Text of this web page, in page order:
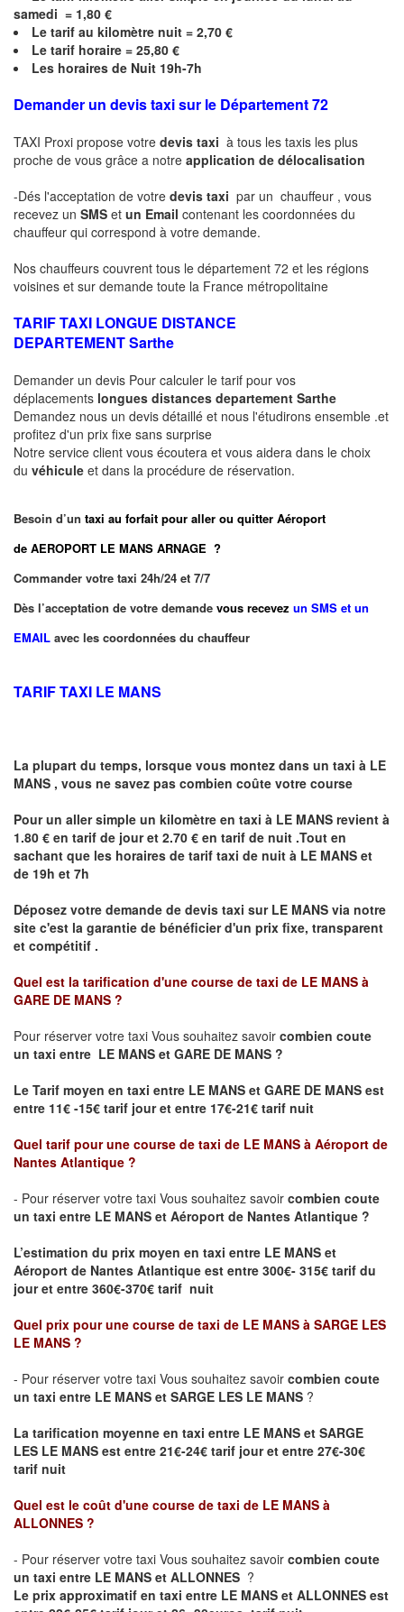
samedi = 1,80 €
Le tarif au kilomètre nuit = 2,70 €
Le tarif horaire = 25,80 €
Les horaires de Nuit 19h-7h
Demander un devis taxi sur le Département 72
TAXI Proxi propose votre devis taxi à tous les taxis les plus
proche de vous grâce a notre application de délocalisation
-Dés l'acceptation de votre devis taxi par un chauffeur , vous
recevez un SMS et un Email contenant les coordonnées du
chauffeur qui correspond à votre demande.
Nos chauffeurs couvrent tous le département 72 et les régions
voisines et sur demande toute la France métropolitaine
TARIF TAXI LONGUE DISTANCE
DEPARTEMENTSarthe
Demander un devis Pour calculer le tarif pour vos
déplacements longues distances departement Sarthe
Demandez nous un devis détaillé et nous l'étudirons ensemble .et
profitez d'un prix fixe sans surprise
Notre service client vous écoutera et vous aidera dans le choix
du véhicule et dans la procédure de réservation.
Besoin d’un taxi au forfait pour aller ou quitter Aéroport
de AEROPORT LE MANS ARNAGE ?
Commander votre taxi 24h/24 et 7/7
Dès l’acceptation de votre demande vous recevez un SMS et un
EMAIL avec les coordonnées du chauffeur
TARIF TAXI LE MANS
La plupart du temps, lorsque vous montez dans un taxi à LE
MANS , vous ne savez pas combien coûte votre course
Pour un aller simple un kilomètre en taxi à LE MANS revient à
1.80 € en tarif de jour et 2.70 € en tarif de nuit .Tout en
sachant que les horaires de tarif taxi de nuit à LE MANS et
de 19h et 7h
Déposez votre demande de devis taxi sur LE MANS via notre
site c'est la garantie de bénéficier d'un prix fixe, transparent
et compétitif .
Quel est la tarification d'une course de taxi de LE MANS à
GARE DE MANS ?
Pour réserver votre taxi Vous souhaitez savoir combien coute
un taxi entre LE MANS et GARE DE MANS ?
Le Tarif moyen en taxi entre LE MANS et GARE DE MANS est
entre 11€ -15€ tarif jour et entre 17€-21€ tarif nuit
Quel tarif pour une course de taxi de LE MANS à Aéroport de
Nantes Atlantique ?
- Pour réserver votre taxi Vous souhaitez savoir combien coute
un taxi entre LE MANS et Aéroport de Nantes Atlantique ?
L’estimation du prix moyen en taxi entre LE MANS et
Aéroport de Nantes Atlantique est entre 300€- 315€ tarif du
jour et entre 360€-370€ tarif nuit
Quel prix pour une course de taxi de LE MANS à SARGE LES
LE MANS ?
- Pour réserver votre taxi Vous souhaitez savoir combien coute
un taxi entre LE MANS et SARGE LES LE MANS ?
La tarification moyenne en taxi entre LE MANS et SARGE
LES LE MANS est entre 21€-24€ tarif jour et entre 27€-30€
tarif nuit
Quel est le coût d'une course de taxi de LE MANS à
ALLONNES ?
- Pour réserver votre taxi Vous souhaitez savoir combien coute
un taxi entre LE MANS et ALLONNES ?
Le prix approximatif en taxi entre LE MANS et ALLONNES est